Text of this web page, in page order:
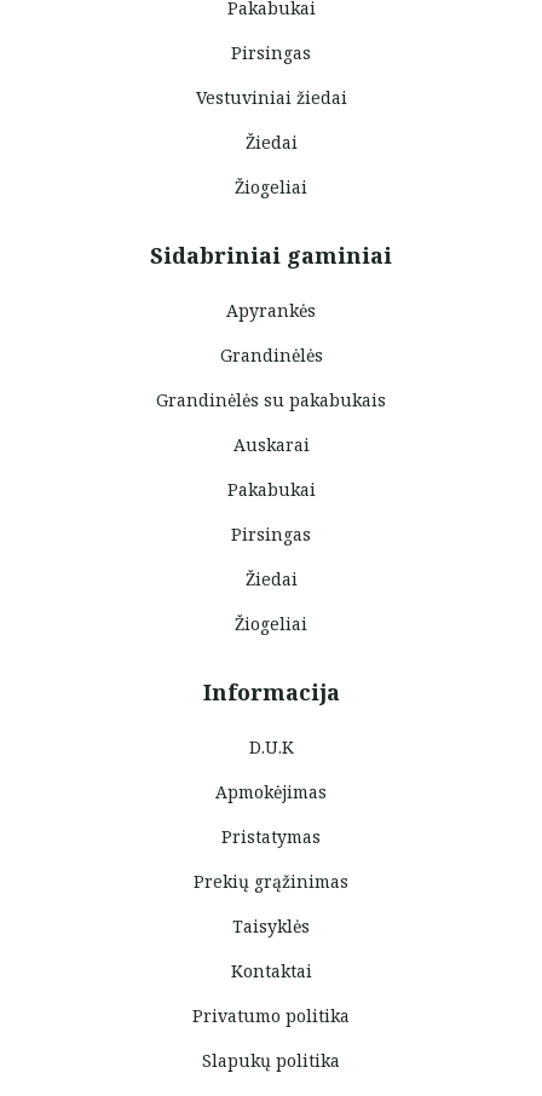
Pakabukai
Pirsingas
Vestuviniai žiedai
Žiedai
Žiogeliai
Sidabriniai gaminiai
Apyrankės
Grandinėlės
Grandinėlės su pakabukais
Auskarai
Pakabukai
Pirsingas
Žiedai
Žiogeliai
Informacija
D.U.K
Apmokėjimas
Pristatymas
Prekių grąžinimas
Taisyklės
Kontaktai
Privatumo politika
Slapukų politika